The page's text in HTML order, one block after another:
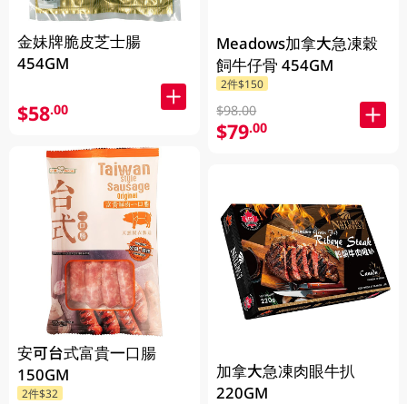
金妹牌脆皮芝士腸
454GM
$58.00
安可台式富貴一口腸
150GM
2件$32
Meadows加拿大急凍穀
飼牛仔骨 454GM
2件$150
$98.00
$79.00
加拿大急凍肉眼牛扒
220GM